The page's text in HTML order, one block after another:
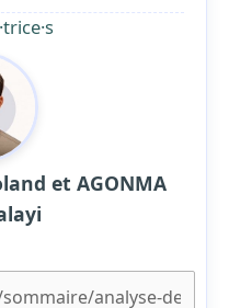
et AGONMA